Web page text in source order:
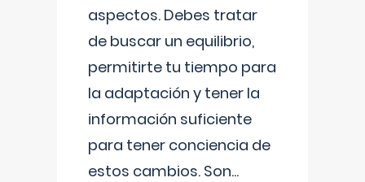
aspectos. Debes tratar
de buscar un equilibrio,
permitirte tu tiempo para
la adaptación y tener la
información suficiente
para tener conciencia de
estos cambios. Son...